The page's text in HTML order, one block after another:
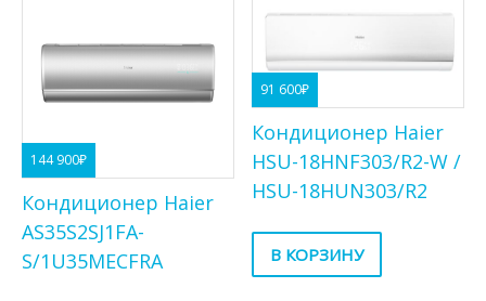
144 900₽
Кондиционер Haier
AS35S2SJ1FA-
S/1U35MECFRA
91 600₽
Кондиционер Haier
HSU-18HNF303/R2-W /
HSU-18HUN303/R2
В КОРЗИНУ